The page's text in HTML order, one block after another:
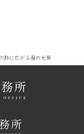
跡に広がる春の光景